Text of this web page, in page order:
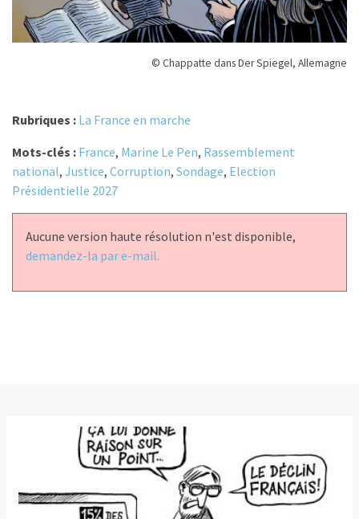
© Chappatte dans Der Spiegel, Allemagne
Rubriques : La France en marche
Mots-clés : France, Marine Le Pen, Rassemblement
national, Justice, Corruption, Sondage, Election
Présidentielle 2027
Aucune version haute résolution n'est disponible,
demandez-la par e-mail.